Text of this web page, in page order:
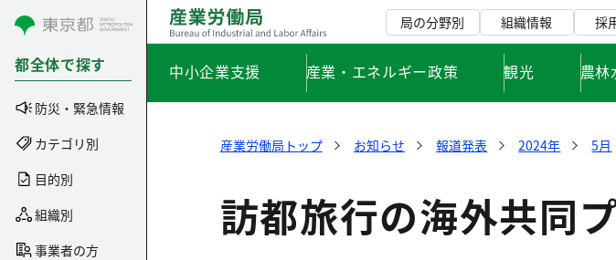
コンテンツにスキップ
都全体で探す
防災・緊急情報
カテゴリ別
目的別
組織別
事業者の方
局の分野別 組織情報 採
中小企業支援 産業・エネルギー政策 観光 農林
産業労働局トップ お知らせ 報道発表 2024年 5月
訪都旅行の海外共同